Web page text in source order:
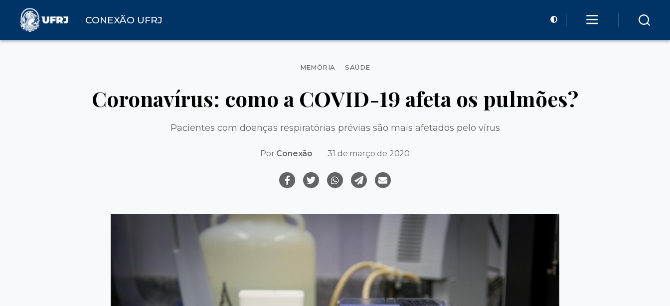
CONEXÃO UFRJ
Categorias
MEMÓRIA SAÚDE
Coronavírus: como a COVID-19 afeta os pulmões?
Pacientes com doenças respiratórias prévias são mais afetados pelo vírus
Por Conexão 31 de março de 2020